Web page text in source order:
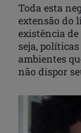
Toda esta
extensão do
existência
seja,
ambientes
não dispor